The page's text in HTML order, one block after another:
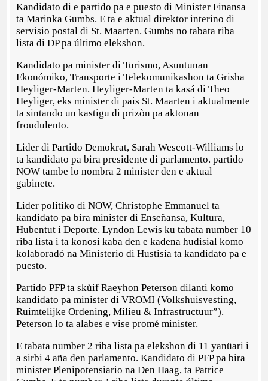
Kandidato di e partido pa e puesto di Minister Finansa
ta Marinka Gumbs. E ta e aktual direktor interino di
servisio postal di St. Maarten. Gumbs no tabata riba
lista di DP pa último elekshon.
Kandidato pa minister di Turismo, Asuntunan
Ekonómiko, Transporte i Telekomunikashon ta Grisha
Heyliger-Marten. Heyliger-Marten ta kasá di Theo
Heyliger, eks minister di pais St. Maarten i aktualmente
ta sintando un kastigu di prizòn pa aktonan
froudulento.
Lider di Partido Demokrat, Sarah Wescott-Williams lo
ta kandidato pa bira presidente di parlamento. partido
NOW tambe lo nombra 2 minister den e aktual
gabinete.
Lider polítiko di NOW, Christophe Emmanuel ta
kandidato pa bira minister di Enseñansa, Kultura,
Hubentut i Deporte. Lyndon Lewis ku tabata number 10
riba lista i ta konosí kaba den e kadena hudisial komo
kolaboradó na Ministerio di Hustisia ta kandidato pa e
puesto.
Partido PFP ta skùif Raeyhon Peterson dilanti komo
kandidato pa minister di VROMI (Volkshuisvesting,
Ruimtelijke Ordening, Milieu & Infrastructuur”).
Peterson lo ta alabes e vise promé minister.
E tabata number 2 riba lista pa elekshon di 11 yanüari i
a sirbi 4 aña den parlamento. Kandidato di PFP pa bira
minister Plenipotensiario na Den Haag, ta Patrice